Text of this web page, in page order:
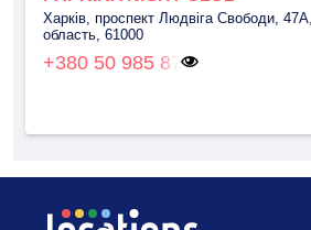
Харків, проспект Людвіга Свободи,
область, 61000
+380 50 985 87